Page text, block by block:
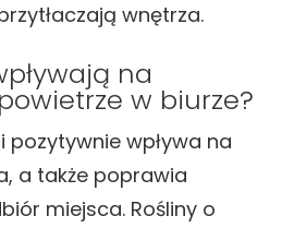
wnętrza.
na
w biurze?
pozytywnie wpływa na
a także poprawia
miejsca. Rośliny o